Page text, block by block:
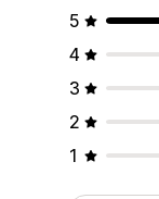
5
4
3
2
1